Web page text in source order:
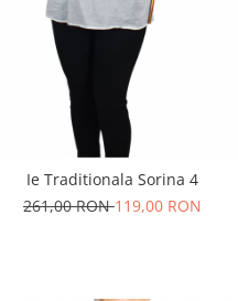
Ie Traditionala Sorina 4
261,00 RON119,00 RON